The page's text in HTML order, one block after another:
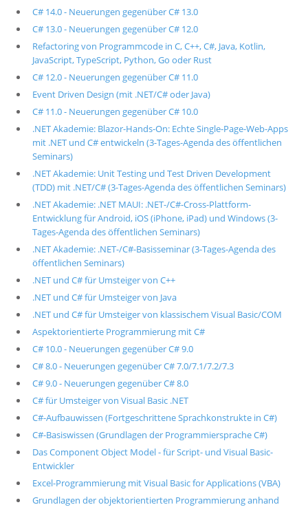
C# 14.0 - Neuerungen gegenüber C# 13.0
C# 13.0 - Neuerungen gegenüber C# 12.0
Refactoring von Programmcode in C, C++, C#, Java, Kotlin,
JavaScript, TypeScript, Python, Go oder Rust
C# 12.0 - Neuerungen gegenüber C# 11.0
Event Driven Design (mit .NET/C# oder Java)
C# 11.0 - Neuerungen gegenüber C# 10.0
.NET Akademie: Blazor-Hands-On: Echte Single-Page-Web-Apps
mit .NET und C# entwickeln (3-Tages-Agenda des öffentlichen
Seminars)
.NET Akademie: Unit Testing und Test Driven Development
(TDD) mit .NET/C# (3-Tages-Agenda des öffentlichen Seminars)
.NET Akademie: .NET MAUI: .NET-/C#-Cross-Plattform-
Entwicklung für Android, iOS (iPhone, iPad) und Windows (3-
Tages-Agenda des öffentlichen Seminars)
.NET Akademie: .NET-/C#-Basisseminar (3-Tages-Agenda des
öffentlichen Seminars)
.NET und C# für Umsteiger von C++
.NET und C# für Umsteiger von Java
.NET und C# für Umsteiger von klassischem Visual Basic/COM
Aspektorientierte Programmierung mit C#
C# 10.0 - Neuerungen gegenüber C# 9.0
C# 8.0 - Neuerungen gegenüber C# 7.0/7.1/7.2/7.3
C# 9.0 - Neuerungen gegenüber C# 8.0
C# für Umsteiger von Visual Basic .NET
C#-Aufbauwissen (Fortgeschrittene Sprachkonstrukte in C#)
C#-Basiswissen (Grundlagen der Programmiersprache C#)
Das Component Object Model - für Script- und Visual Basic-
Entwickler
Excel-Programmierung mit Visual Basic for Applications (VBA)
Grundlagen der objektorientierten Programmierung anhand